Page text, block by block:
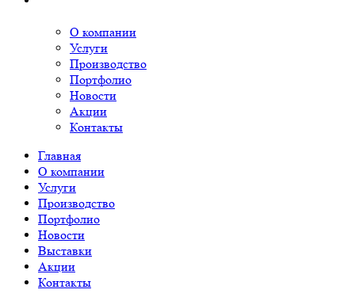
О компании
Услуги
Производство
Портфолио
Новости
Акции
Контакты
Главная
О компании
Услуги
Производство
Портфолио
Новости
Выставки
Акции
Контакты